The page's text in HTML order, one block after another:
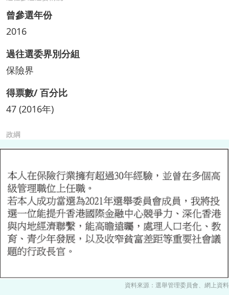
曾參選年份
2016
過往選委界別分組
保險界
得票數/ 百分比
47 (2016年)
政綱
資料來源：選舉管理委員會、網上資料